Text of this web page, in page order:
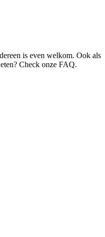
is even welkom. Ook als
Check onze FAQ.